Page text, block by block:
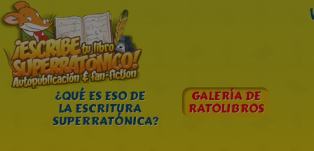
¿QUÉ ES ESO DE
LA ESCRITURA
SUPERRATÓNICA?
GALERÍA DE
RATOLIBROS